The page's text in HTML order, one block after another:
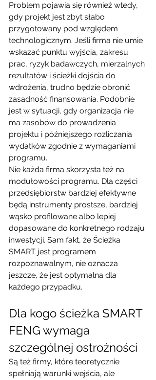
Problem pojawia się również wtedy,
gdy projekt jest zbyt słabo
przygotowany pod względem
technologicznym. Jeśli firma nie umie
wskazać punktu wyjścia, zakresu
prac, ryzyk badawczych, mierzalnych
rezultatów i ścieżki dojścia do
wdrożenia, trudno będzie obronić
zasadność finansowania. Podobnie
jest w sytuacji, gdy organizacja nie
ma zasobów do prowadzenia
projektu i późniejszego rozliczania
wydatków zgodnie z wymaganiami
programu.
Nie każda firma skorzysta też na
modułowości programu. Dla części
przedsiębiorstw bardziej efektywne
będą instrumenty prostsze, bardziej
wąsko profilowane albo lepiej
dopasowane do konkretnego rodzaju
inwestycji. Sam fakt, że Ścieżka
SMART jest programem
rozpoznawalnym, nie oznacza
jeszcze, że jest optymalna dla
każdego przypadku.
Dla kogo ścieżka SMART
FENG wymaga
szczególnej ostrożności
Są też firmy, które teoretycznie
spełniają warunki wejścia, ale